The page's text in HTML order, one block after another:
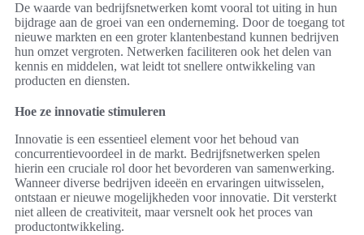
De waarde van bedrijfsnetwerken komt vooral tot uiting in hun
bijdrage aan de groei van een onderneming. Door de toegang tot
nieuwe markten en een groter klantenbestand kunnen bedrijven
hun omzet vergroten. Netwerken faciliteren ook het delen van
kennis en middelen, wat leidt tot snellere ontwikkeling van
producten en diensten.
Hoe ze innovatie stimuleren
Innovatie is een essentieel element voor het behoud van
concurrentievoordeel in de markt. Bedrijfsnetwerken spelen
hierin een cruciale rol door het bevorderen van samenwerking.
Wanneer diverse bedrijven ideeën en ervaringen uitwisselen,
ontstaan er nieuwe mogelijkheden voor innovatie. Dit versterkt
niet alleen de creativiteit, maar versnelt ook het proces van
productontwikkeling.